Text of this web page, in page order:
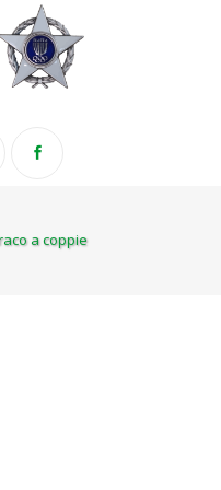
a coppie